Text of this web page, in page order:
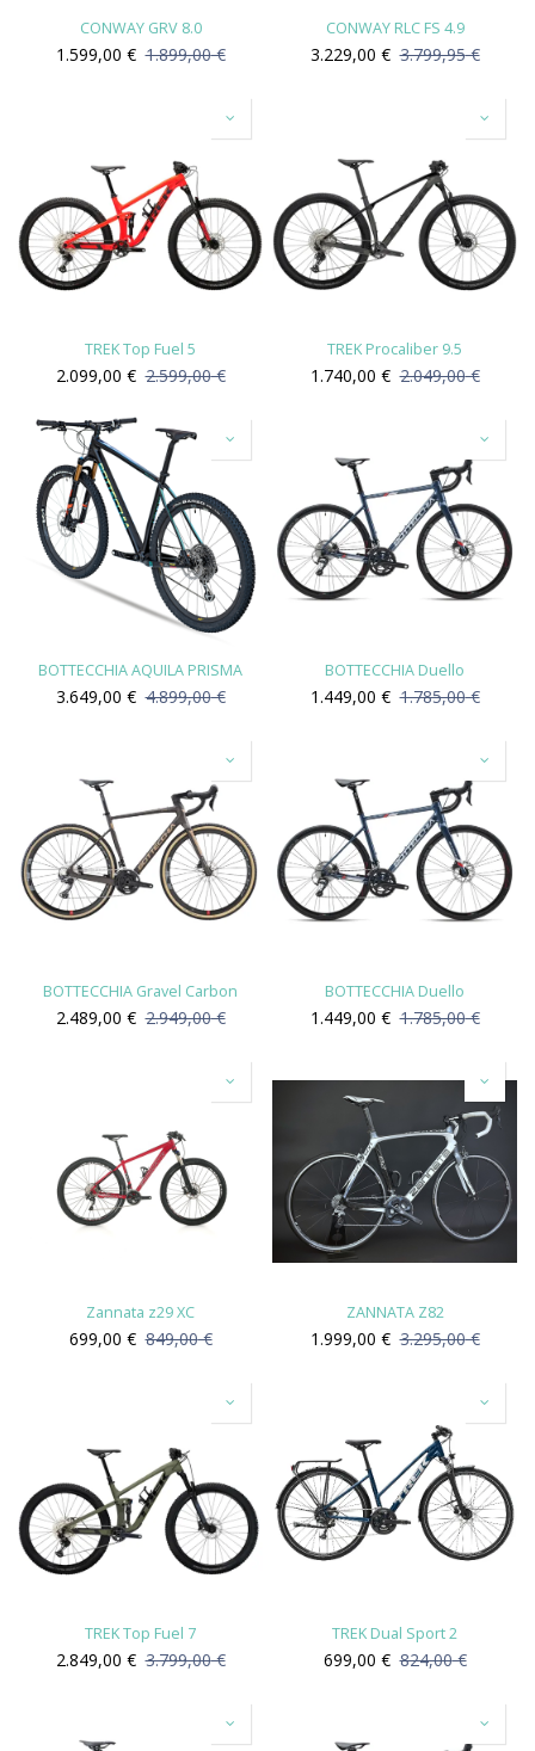
CONWAY GRV 8.0
1.599,00 € 1.899,00€
CONWAY RLC FS 4.9
3.229,00 € 3.799,95€
TREK Top Fuel 5
2.099,00 € 2.599,00€
TREK Procaliber 9.5
1.740,00 € 2.049,00€
BOTTECCHIA AQUILA PRISMA
3.649,00 € 4.899,00€
BOTTECCHIA Duello
1.449,00 € 1.785,00€
BOTTECCHIA Gravel Carbon
2.489,00 € 2.949,00€
BOTTECCHIA Duello
1.449,00 € 1.785,00€
Zannata z29 XC
699,00 € 849,00€
ZANNATA Z82
1.999,00 € 3.295,00€
TREK Top Fuel 7
2.849,00 € 3.799,00€
TREK Dual Sport 2
699,00 € 824,00€